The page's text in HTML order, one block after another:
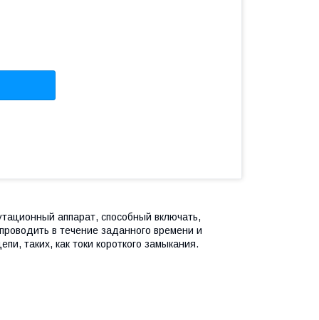
аппарат, способный включать,
в течение заданного времени и
таких, как токи короткого замыкания.